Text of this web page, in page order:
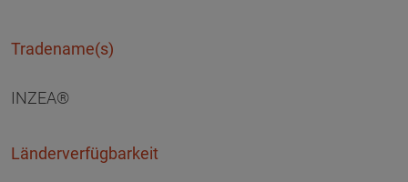
Tradename(s)
INZEA®
Länderverfügbarkeit